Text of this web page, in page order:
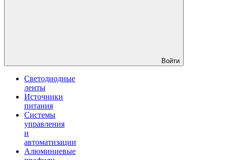
Войти
Светодиодные
ленты
Источники
питания
Системы
управления
и
автоматизации
Алюминиевые